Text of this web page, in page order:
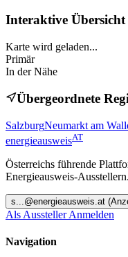
Interaktive Übersicht
Karte wird geladen...
Primär
In der Nähe
Übergeordnete
SalzburgNeumarkt am
energieausweisAT
Österreichs führende
Energieausweis-
s ...@energieausweis.at
Als Aussteller Anmelden
Navigation